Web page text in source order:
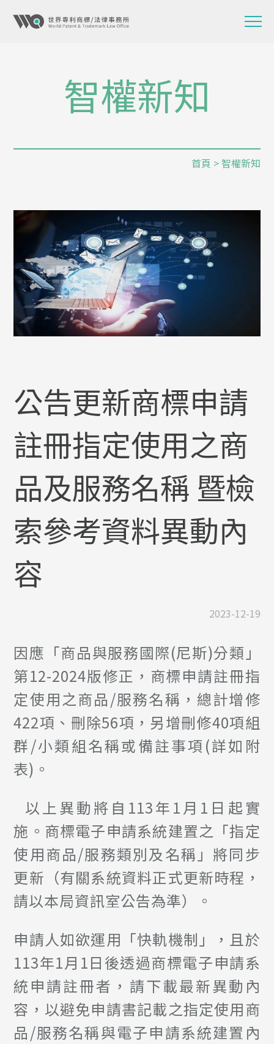
智權新知
首頁 > 智權新知
公告更新商標申請
註冊指定使用之商
品及服務名稱 暨檢
索參考資料異動內
容
2023-12-19
因應「商品與服務國際(尼斯)分類」
第12-2024版修正，商標申請註冊指
定使用之商品/服務名稱，總計增修
422項、刪除56項，另增刪修40項組
群/小類組名稱或備註事項(詳如附
表)。
以上異動將自113年1月1日起實
施。商標電子申請系統建置之「指定
使用商品/服務類別及名稱」將同步
更新（有關系統資料正式更新時程，
請以本局資訊室公告為準）。
申請人如欲運用「快軌機制」，且於
113年1月1日後透過商標電子申請系
統申請註冊者，請下載最新異動內
容，以避免申請書記載之指定使用商
品/服務名稱與電子申請系統建置內